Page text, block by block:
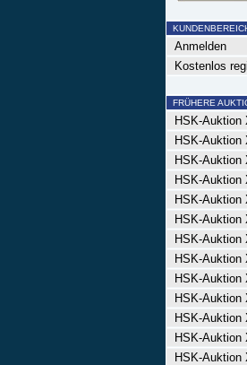
Anmelden
Kostenlos
FRÜHERE
HSK-Auktion
HSK-Auktion
HSK-Auktion
HSK-Auktion
HSK-Auktion
HSK-Auktion
HSK-Auktion
HSK-Auktion
HSK-Auktion
HSK-Auktion
HSK-Auktion
HSK-Auktion
HSK-Auktion